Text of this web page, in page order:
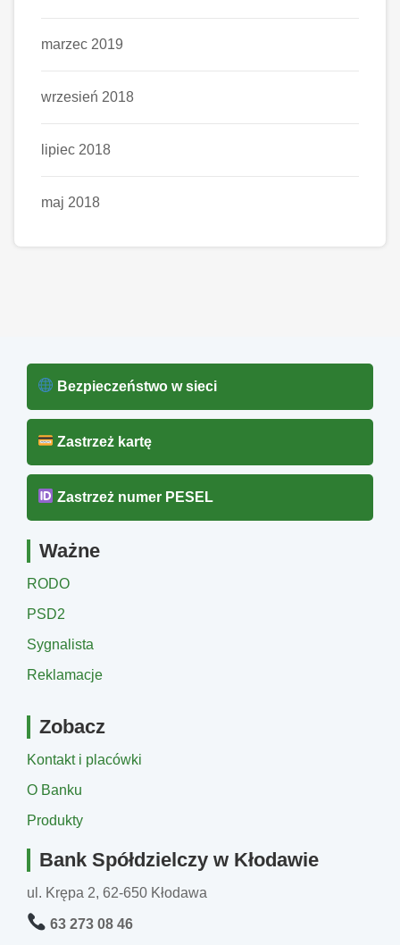
marzec 2019
wrzesień 2018
lipiec 2018
maj 2018
Bezpieczeństwo w sieci
Zastrzeż kartę
Zastrzeż numer PESEL
Ważne
RODO
PSD2
Sygnalista
Reklamacje
Zobacz
Kontakt i placówki
O Banku
Produkty
Bank Spółdzielczy w Kłodawie
ul. Krępa 2, 62-650 Kłodawa
63 273 08 46